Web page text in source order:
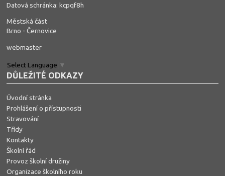
Datová schránka: kcpqf8h
Městská část
Brno - Černovice
webmaster
Select Language ▼
DŮLEŽITÉ ODKAZY
Úvodní stránka
Prohlášení o přístupnosti
Stravování
Třídy
Kontakty
Školní řád
Provoz školní družiny
Organizace školního roku